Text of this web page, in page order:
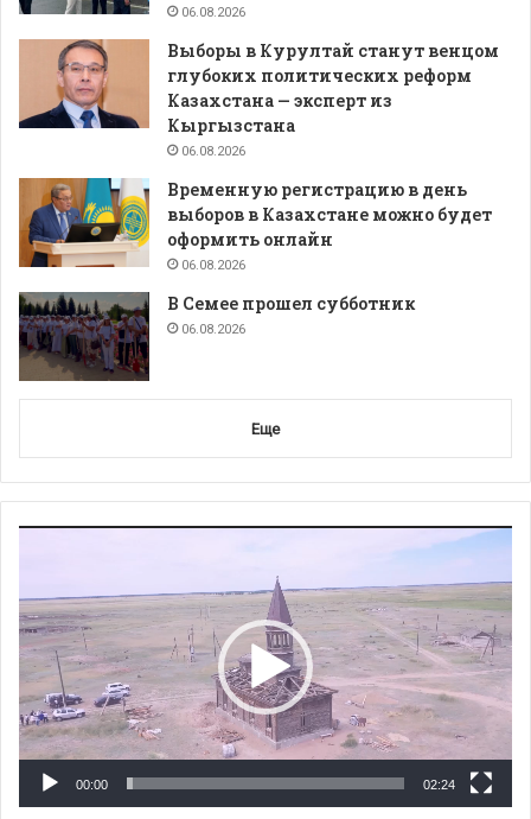
06.08.2026
Выборы в Курултай станут венцом
глубоких политических реформ
Казахстана — эксперт из
Кыргызстана
06.08.2026
Временную регистрацию в день
выборов в Казахстане можно будет
оформить онлайн
06.08.2026
В Семее прошел субботник
06.08.2026
Еще
00:00 02:24